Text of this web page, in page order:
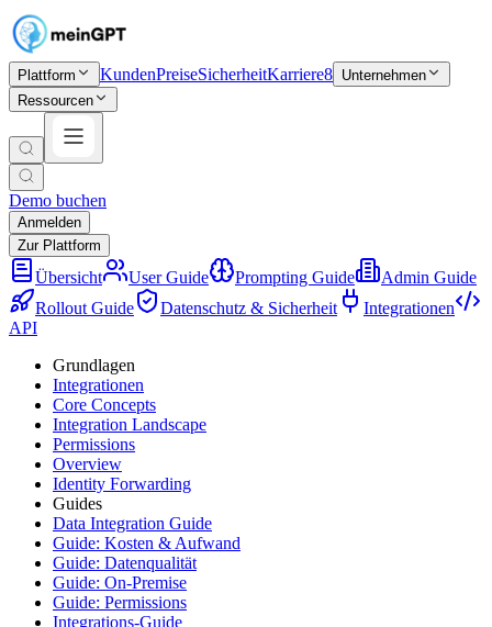
Plattform KundenPreiseSicherheitKarriere8 Unternehmen
Ressourcen
Demo buchen
Anmelden
Zur Plattform
Übersicht User Guide Prompting Guide
Admin Guide
Rollout Guide
Datenschutz & Sicherheit
Integrationen
API
Grundlagen
Integrationen
Core Concepts
Integration Landscape
Permissions
Overview
Identity Forwarding
Guides
Data Integration Guide
Guide: Kosten & Aufwand
Guide: Datenqualität
Guide: On-Premise
Guide: Permissions
Integrations-Guide